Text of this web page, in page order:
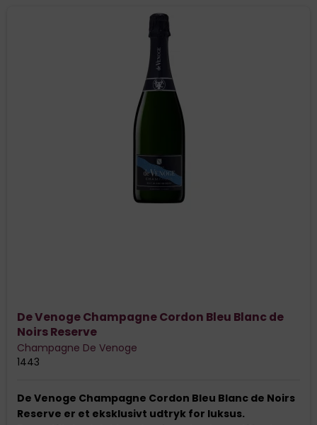
De Venoge Champagne Cordon Bleu Blanc de
Noirs Reserve
Champagne De Venoge
1443
De Venoge Champagne Cordon Bleu Blanc de Noirs
Reserve er et eksklusivt udtryk for luksus.